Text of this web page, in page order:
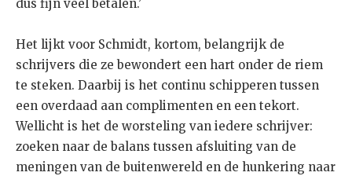
dus fijn veel betalen.’
Het lijkt voor Schmidt, kortom, belangrijk de
schrijvers die ze bewondert een hart onder de riem
te steken. Daarbij is het continu schipperen tussen
een overdaad aan complimenten en een tekort.
Wellicht is het de worsteling van iedere schrijver:
zoeken naar de balans tussen afsluiting van de
meningen van de buitenwereld en de hunkering naar